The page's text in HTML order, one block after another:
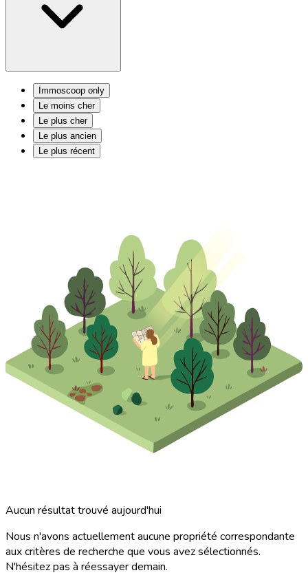
Immoscoop only
Le moins cher
Le plus cher
Le plus ancien
Le plus récent
Aucun résultat trouvé aujourd'hui
Nous n'avons actuellement aucune propriété correspondante
aux critères de recherche que vous avez sélectionnés.
N'hésitez pas à réessayer demain.